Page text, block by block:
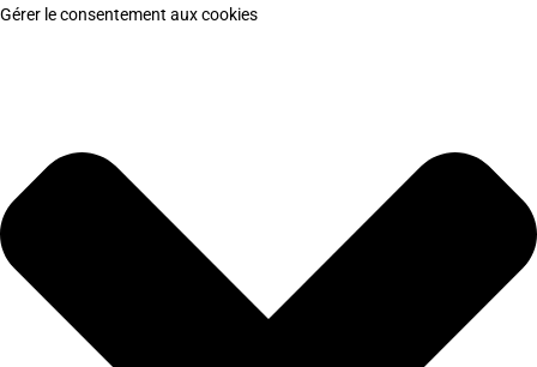
Gérer le consentement aux cookies